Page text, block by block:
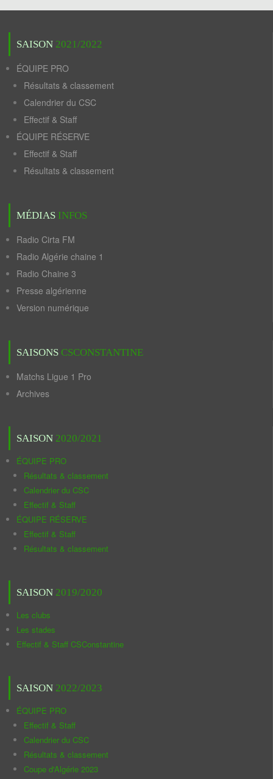
SAISON 2021/2022
ÉQUIPE PRO
Résultats & classement
Calendrier du CSC
Effectif & Staff
ÉQUIPE RÉSERVE
Effectif & Staff
Résultats & classement
MÉDIAS INFOS
Radio Cirta FM
Radio Algérie chaine 1
Radio Chaine 3
Presse algérienne
Version numérique
SAISONS CSCONSTANTINE
Matchs Ligue 1 Pro
Archives
SAISON 2020/2021
ÉQUIPE PRO
Résultats & classement
Calendrier du CSC
Effectif & Staff
ÉQUIPE RÉSERVE
Effectif & Staff
Résultats & classement
SAISON 2019/2020
Les clubs
Les stades
Effectif & Staff CSConstantine
SAISON 2022/2023
ÉQUIPE PRO
Effectif & Staff
Calendrier du CSC
Résultats & classement
Coupe d'Algérie 2023